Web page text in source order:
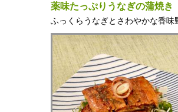
薬味たっぷりうなぎの蒲焼き
ふっくらうなぎとさわやかな香